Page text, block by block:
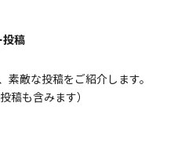
投稿
敵な投稿をご紹介します。
も含みます）